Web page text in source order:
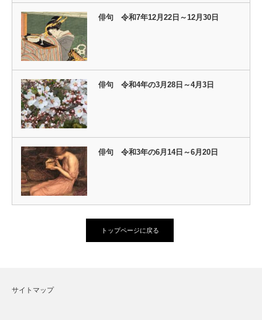
俳句 令和7年12月22日～12月30日
俳句 令和4年の3月28日～4月3日
俳句 令和3年の6月14日～6月20日
トップページに戻る
サイトマップ